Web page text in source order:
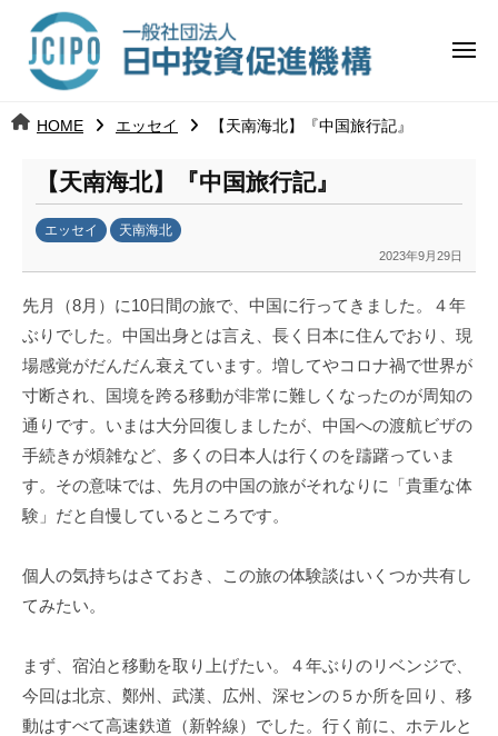
ツ 日
中
投
資
促
進
機
構
j
メ
HOME エッセイ 【天南海北】『中国旅行記』
【天南海北】『中国旅行記』
エッセイ 天南海北
2023年9月29日
日
中
投
資
促
進
構
(
c
i
o
)
先月（8月）に10日間の旅で、中国に行ってきました。４年
ぶりでした。中国出身とは言え、長く日本に住んでおり、現
場感覚がだんだん衰えています。増してやコロナ禍で世界が
寸断され、国境を跨る移動が非常に難しくなったのが周知の
通りです。いまは大分回復しましたが、中国への渡航ビザの
手続きが煩雑など、多くの日本人は行くのを躊躇っていま
す。その意味では、先月の中国の旅がそれなりに「貴重な体
験」だと自慢しているところです。
個人の気持ちはさておき、この旅の体験談はいくつか共有し
てみたい。
まず、宿泊と移動を取り上げたい。４年ぶりのリベンジで、
今回は北京、鄭州、武漢、広州、深センの５か所を回り、移
動はすべて高速鉄道（新幹線）でした。行く前に、ホテルと
日
中
資
進
構